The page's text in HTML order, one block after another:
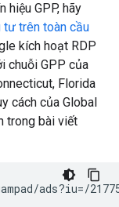
hiệu GPP, hãy
tư trên toàn cầu
kích hoạt RDP
chuỗi GPP của
Florida
cách của Global
trong bài viết
ads?iu=/